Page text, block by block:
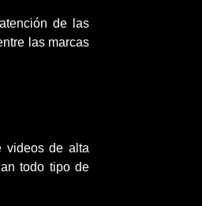
de las
las marcas
videos de alta
todo tipo de